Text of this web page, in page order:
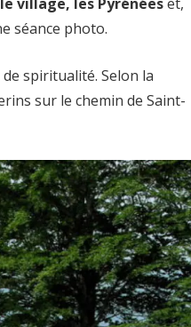
séance photo.
spiritualité. Selon la
sur le chemin de Saint-